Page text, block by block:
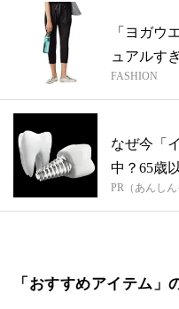
「ヨガウ
ュアルす
FASHION
なぜ今「
中？65歳
置は...
PR（あんしん
「おすすめアイテム」